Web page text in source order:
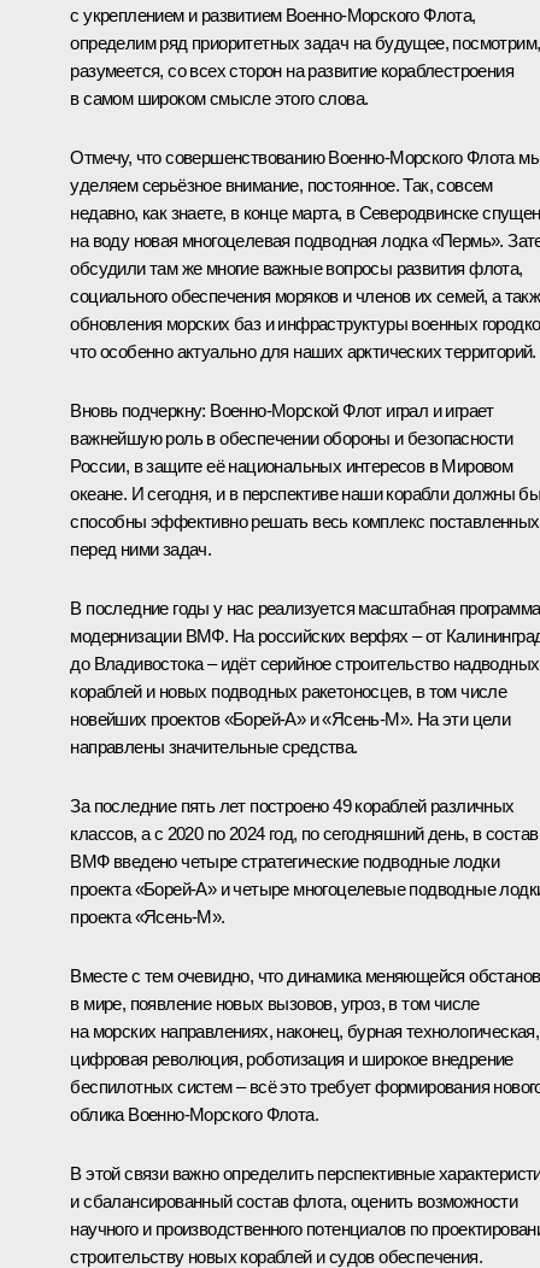
с укреплением и развитием Военно-Морского Флота,
определим ряд приоритетных задач на будущее, посмотрим,
разумеется, со всех сторон на развитие кораблестроения
в самом широком смысле этого слова.
Отмечу, что совершенствованию Военно-Морского Флота
уделяем серьёзное внимание, постоянное. Так, совсем
недавно, как знаете, в конце марта, в Северодвинске
на воду новая многоцелевая подводная лодка «Пермь».
обсудили там же многие важные вопросы развития флота,
социального обеспечения моряков и членов их семей, а
обновления морских баз и инфраструктуры военных
что особенно актуально для наших арктических территорий.
Вновь подчеркну: Военно-Морской Флот играл и играет
важнейшую роль в обеспечении обороны и безопасности
России, в защите её национальных интересов в Мировом
океане. И сегодня, и в перспективе наши корабли должны
способны эффективно решать весь комплекс поставленных
перед ними задач.
В последние годы у нас реализуется масштабная программа
модернизации ВМФ. На российских верфях – от
до Владивостока – идёт серийное строительство надводных
кораблей и новых подводных ракетоносцев, в том числе
новейших проектов «Борей-А» и «Ясень-М». На эти цели
направлены значительные средства.
За последние пять лет построено 49 кораблей различных
классов, а с 2020 по 2024 год, по сегодняшний день, в состав
ВМФ введено четыре стратегические подводные лодки
проекта «Борей-А» и четыре многоцелевые подводные
проекта «Ясень-М».
Вместе с тем очевидно, что динамика меняющейся
в мире, появление новых вызовов, угроз, в том числе
на морских направлениях, наконец, бурная технологическая,
цифровая революция, роботизация и широкое внедрение
беспилотных систем – всё это требует формирования
облика Военно-Морского Флота.
В этой связи важно определить перспективные
и сбалансированный состав флота, оценить возможности
научного и производственного потенциалов по
строительству новых кораблей и судов обеспечения.